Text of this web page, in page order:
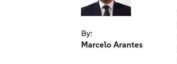
By:
Marcelo Arantes